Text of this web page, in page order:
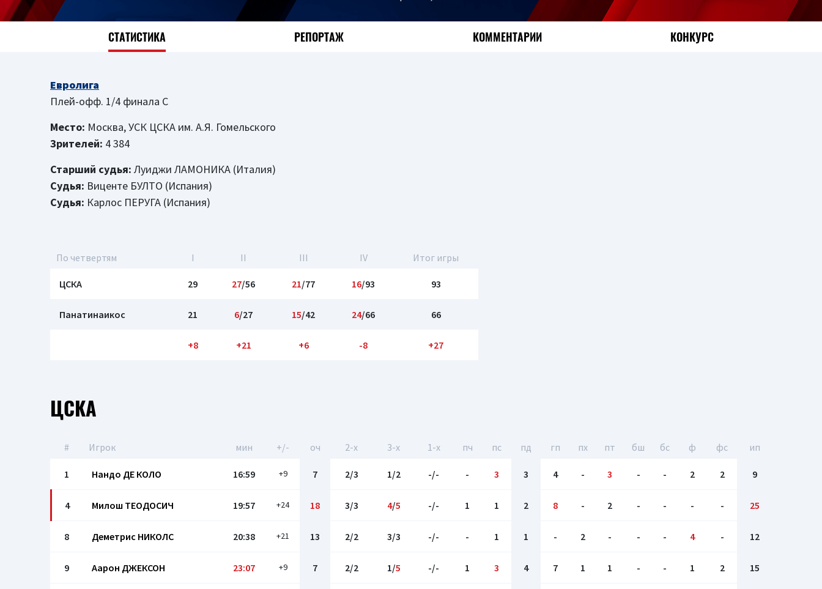
СТАТИСТИКА РЕПОРТАЖ КОММЕНТАРИИ КОНКУРС
Евролига
Плей-офф. 1/4 финала C
Место: Москва, УСК ЦСКА им. А.Я. Гомельского
Зрителей: 4 384
Старший судья: Луиджи ЛАМОНИКА (Италия)
Судья: Виценте БУЛТО (Испания)
Судья: Карлос ПЕРУГА (Испания)
По четвертям I II III IV Итог игры
ЦСКА 29 27/56 21/77 16/93 93
Панатинаикос 21 6/27 15/42 24/66 66
+8 +21 +6 -8 +27
ЦСКА
# Игрок мин +/- оч 2-x 3-x 1-x пч пс пд гп пх пт бш бc ф фс ип
1 Нандо ДЕ КОЛО 16:59 +9 7 2/3 1/2 -/- - 3 3 4 - 3 - - 2 2 9
4 Милош ТЕОДОСИЧ 19:57 +24 18 3/3 4/5 -/- 1 1 2 8 - 2 - - - - 25
8 Деметрис НИКОЛС 20:38 +21 13 2/2 3/3 -/- - 1 1 - 2 - - - 4 - 12
9 Аарон ДЖЕКСОН 23:07 +9 7 2/2 1/5 -/- 1 3 4 7 1 1 - - 1 2 15